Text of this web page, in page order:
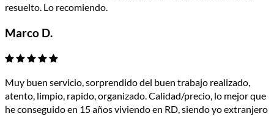
resuelto. Lo recomiendo.
Marco D.
Muy buen servicio, sorprendido del buen trabajo realizado,
atento, limpio, rapido, organizado. Calidad/precio, lo mejor que
he conseguido en 15 años viviendo en RD, siendo yo extranjero